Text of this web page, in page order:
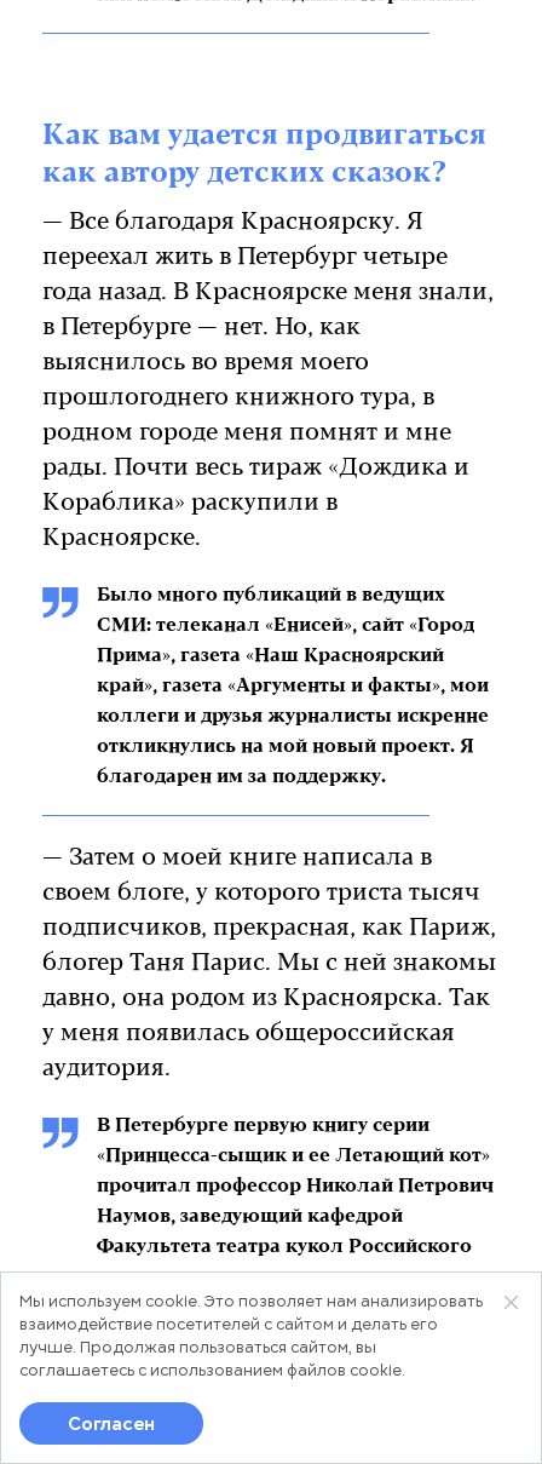
Как вам удается продвигаться
как автору детских сказок?
— Все благодаря Красноярску. Я
переехал жить в Петербург четыре
года назад. В Красноярске меня знали,
в Петербурге — нет. Но, как
выяснилось во время моего
прошлогоднего книжного тура, в
родном городе меня помнят и мне
рады. Почти весь тираж «Дождика и
Кораблика» раскупили в
Красноярске.
Было много публикаций в ведущих
СМИ: телеканал «Енисей», сайт «Город
Прима», газета «Наш Красноярский
край», газета «Аргументы и факты», мои
коллеги и друзья журналисты искренне
откликнулись на мой новый проект. Я
благодарен им за поддержку.
— Затем о моей книге написала в
своем блоге, у которого триста тысяч
подписчиков, прекрасная, как Париж,
блогер Таня Парис. Мы с ней знакомы
давно, она родом из Красноярска. Так
у меня появилась общероссийская
аудитория.
В Петербурге первую книгу серии
«Принцесса-сыщик и ее Летающий кот»
прочитал профессор Николай Петрович
Наумов, заведующий кафедрой
Факультета театра кукол Российского
государственного института
сценических искусств. Она ему так
понравилась, что он решил поставить
эту сказку на сцене института.
— Студенты-режиссеры поставили
Мы используем cookie. Это позволяет нам анализировать
взаимодействие посетителей с сайтом и делать его
лучше. Продолжая пользоваться сайтом, вы
соглашаетесь с использованием файлов cookie.
Согласен